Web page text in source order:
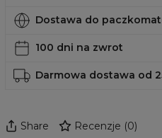
Dostawa do
100 dni na zwrot
Darmowa dostawa od
Share Recenzje (0)